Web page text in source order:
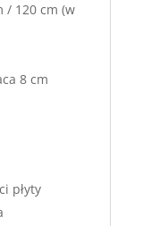
/ 120 cm (w
8 cm
płyty